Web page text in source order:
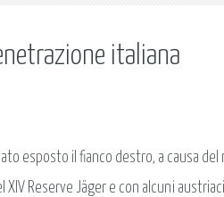
italiana
esposto il fianco destro, a causa del
Reserve Jäger e con alcuni